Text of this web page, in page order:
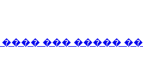
��� �����